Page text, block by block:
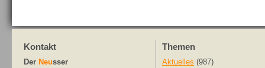
Kontakt
Der Neusser
Themen
Aktuelles (987)